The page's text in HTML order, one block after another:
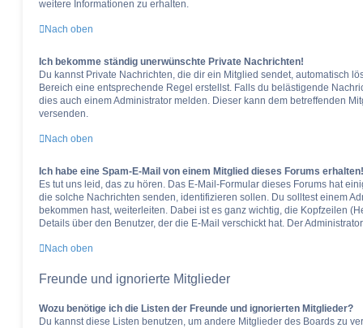
weitere Informationen zu erhalten.
Nach oben
Ich bekomme ständig unerwünschte Private Nachrichten!
Du kannst Private Nachrichten, die dir ein Mitglied sendet, automatisch
Bereich eine entsprechende Regel erstellst. Falls du belästigende
dies auch einem Administrator melden. Dieser kann dem betreffenden
versenden.
Nach oben
Ich habe eine Spam-E-Mail von einem Mitglied dieses Forums erhalten!
Es tut uns leid, das zu hören. Das E-Mail-Formular dieses Forums hat
die solche Nachrichten senden, identifizieren sollen. Du solltest einem
bekommen hast, weiterleiten. Dabei ist es ganz wichtig, die Kopfzeilen
Details über den Benutzer, der die E-Mail verschickt hat. Der
Nach oben
Freunde und ignorierte Mitglieder
Wozu benötige ich die Listen der Freunde und ignorierten Mitglieder?
Du kannst diese Listen benutzen, um andere Mitglieder des Boards zu